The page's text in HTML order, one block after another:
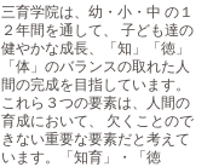
三育学院は、幼・小・中 の１
２年間を通して、 子ども達の
健やかな成長、「知」「徳」
「体」のバランスの取れた人
間の完成を目指しています。
これら３つの要素は、人間の
育成において、 欠くことので
きない重要な要素だと考えて
います。「知育」・「徳